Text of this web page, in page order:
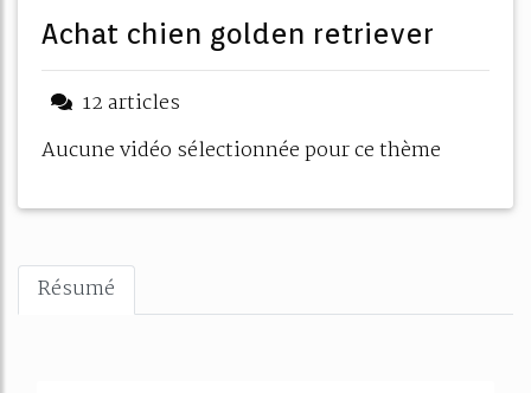
achat chien golden retriever
12 articles
Aucune vidéo sélectionnée pour ce thème
Résumé